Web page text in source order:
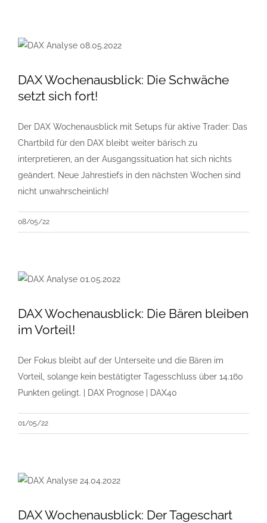
DAX Wochenausblick: Die Schwäche
setzt sich fort!
Der DAX Wochenausblick mit Setups für aktive Trader: Das
Chartbild für den DAX bleibt weiter bärisch zu
interpretieren, an der Ausgangssituation hat sich nichts
geändert. Neue Jahrestiefs in den nächsten Wochen sind
nicht unwahrscheinlich!
08/05/22
DAX Wochenausblick: Die Bären bleiben
im Vorteil!
Der Fokus bleibt auf der Unterseite und die Bären im
Vorteil, solange kein bestätigter Tagesschluss über 14.160
Punkten gelingt. | DAX Prognose | DAX40
01/05/22
DAX Wochenausblick: Der Tageschart